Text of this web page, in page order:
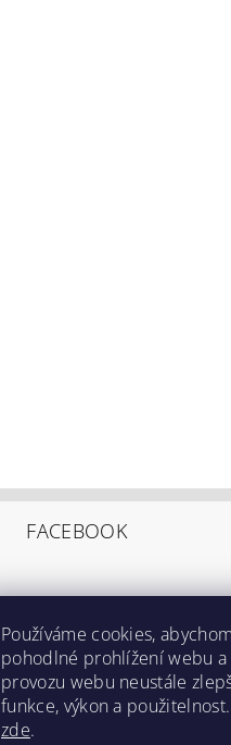
FACEBOOK
Používáme cookies,
pohodlné prohlížení webu a
provozu webu neustále
funkce, výkon a
zde.